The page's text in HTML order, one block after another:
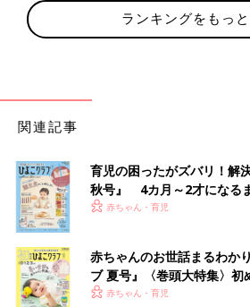
ランキングをもっ
関連記事
育児の困ったがズバリ！解
秋号』 4カ月～2才になる
いっぱい！
赤ちゃん・育児
赤ちゃんのお世話まるわか
ブ 夏号』〈巻頭大特集〉初
く！ おっぱい・ミルクの基
赤ちゃん・育児